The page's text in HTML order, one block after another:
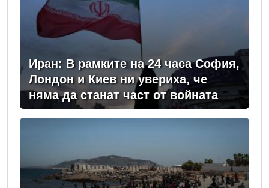
Иран: В рамките на 24 часа София,
Лондон и Киев ни увериха, че
няма да станат част от войната